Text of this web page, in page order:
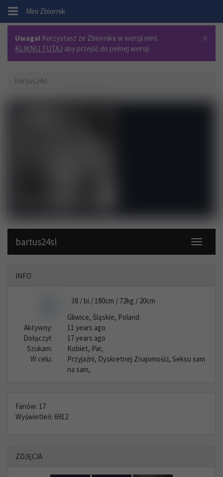
. Mini Zbiornik
×
Uwaga! Korzystasz ze Zbiornika w wersji mini.
KLIKNIJ TUTAJ aby przejść do pełnej wersji.
bartus24sl
Toggle
bartus24sl
INFO
38 / bi / 180cm / 72kg / 20cm
Gliwice, Śląskie, Poland
Aktywny:
11 years ago
Dołączył:
17 years ago
Szukam:
Kobiet, Par,
W celu:
Przyjaźni, Dyskretnej Znajomości, Seksu sam
na sam,
Fanów: 17
Wyświetleń: 6912
ZDJĘCIA